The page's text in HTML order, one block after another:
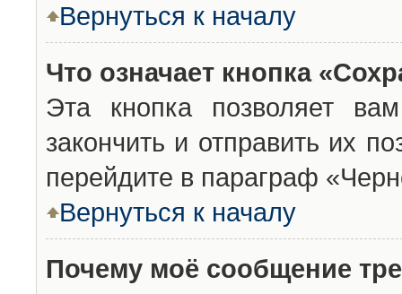
Вернуться к началу
Что означает кнопка
Эта кнопка позволяет
закончить и отправить их
перейдите в параграф
Вернуться к началу
Почему моё сообщение